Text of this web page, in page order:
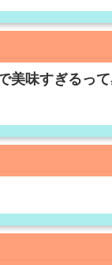
美味すぎるっ